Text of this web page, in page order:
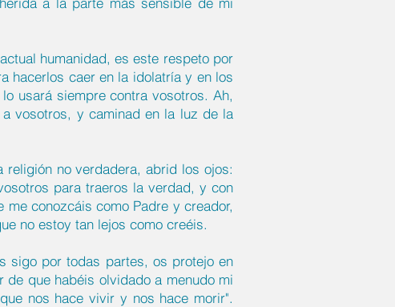
humanidad, es este respeto por
hacerlos caer en la idolatría y en los
usará siempre contra vosotros. Ah,
vosotros, y caminad en la luz de la
religión no verdadera, abrid los ojos:
para traeros la verdad, y con
conozcáis como Padre y creador,
no estoy tan lejos como creéis.
sigo por todas partes, os protejo en
que habéis olvidado a menudo mi
nos hace vivir y nos hace morir".